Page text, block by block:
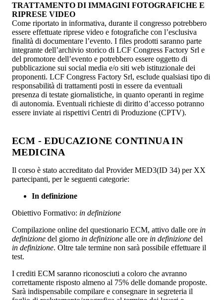
TRATTAMENTO DI IMMAGINI FOTOGRAFICHE E
RIPRESE VIDEO
Come riportato in informativa, durante il congresso potrebbero
essere effettuate riprese video e fotografiche con l’esclusiva
finalità di documentare l’evento. I files prodotti saranno parte
integrante dell’archivio storico di LCF Congress Factory Srl e
del promotore dell’evento e potrebbero essere oggetto di
pubblicazione sui social media e/o siti web istituzionale dei
proponenti. LCF Congress Factory Srl, esclude qualsiasi tipo di
responsabilità di trattamenti posti in essere da eventuali
presenza di testate giornalistiche, in quanto operanti in regime
di autonomia. Eventuali richieste di diritto d’accesso potranno
essere inviate ai rispettivi Centri di Produzione (CPTV).
ECM - EDUCAZIONE CONTINUA IN
MEDICINA
Il corso è stato accreditato dal Provider MED3(ID 34) per XX
partecipanti, per le seguenti categorie:
In definizione
Obiettivo Formativo: in definizione
Compilazione online del questionario ECM, attivo dalle ore in
definizione del giorno in definizione alle ore in definizione del
in definizione. Oltre tale termine non sarà possibile effettuare il
test.
I crediti ECM saranno riconosciuti a coloro che avranno
correttamente risposto almeno al 75% delle domande proposte.
Sarà indispensabile compilare e consegnare in segreteria il